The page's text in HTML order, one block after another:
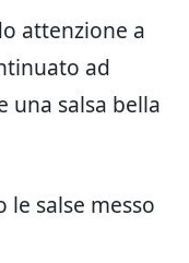
attenzione a
ad
una salsa bella
salse messo